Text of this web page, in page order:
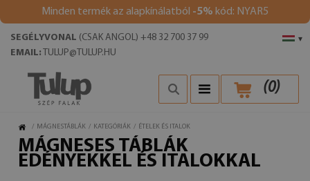
Minden termék az alapkínálatból -5% kód: NYAR5
▾
SEGÉLYVONAL (CSAK ANGOL) +48 32 700 37 99
EMAIL: TULUP@TULUP.HU
(0)
/ MÁGNESTÁBLÁK / KATEGÓRIÁK / ÉTELEK ÉS ITALOK
MÁGNESES TÁBLÁK
EDÉNYEKKEL ÉS ITALOKKAL